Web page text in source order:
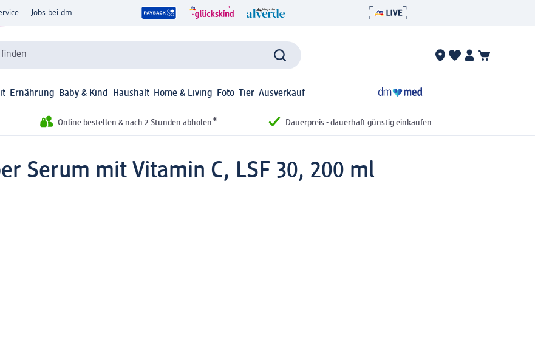
Jobs bei dm
Ernährung Baby & Kind Haushalt Home & Living Foto Tier Ausverkauf
Online bestellen & nach 2 Stunden abholen* Dauerpreis - dauerhaft günstig einkaufen
Serum mit Vitamin C, LSF 30, 200 ml